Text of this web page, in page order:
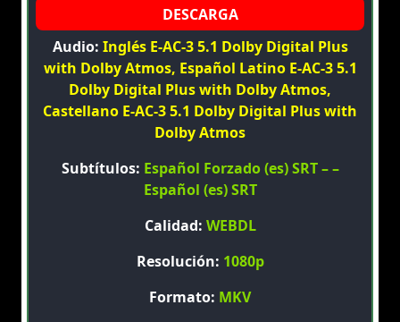
Audio: Inglés E-AC-3 5.1 Dolby Digital Plus
with Dolby Atmos, Español Latino E-AC-3 5.1
Dolby Digital Plus with Dolby Atmos,
Castellano E-AC-3 5.1 Dolby Digital Plus with
Dolby Atmos
Subtítulos: Español Forzado (es) SRT – –
Español (es) SRT
Calidad: WEBDL
Resolución: 1080p
Formato: MKV